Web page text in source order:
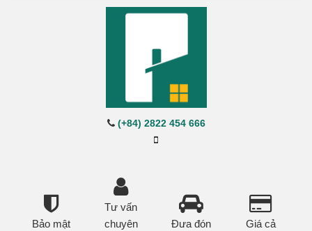
(+84) 2822 454 666
Bảo mật
Tư vấn
chuyên
Đưa đón
Giá cả